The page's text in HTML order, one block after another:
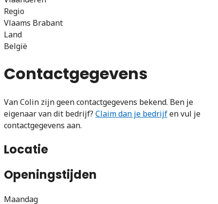
Regio
Vlaams Brabant
Land
België
Contactgegevens
Van Colin zijn geen contactgegevens bekend. Ben je
eigenaar van dit bedrijf? Claim dan je bedrijfen vul je
contactgegevens aan.
Locatie
Openingstijden
Maandag